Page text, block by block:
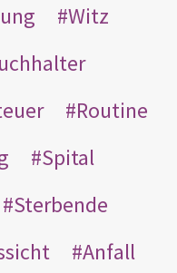
Witz
Routine
Spital
Sterbende
Anfall